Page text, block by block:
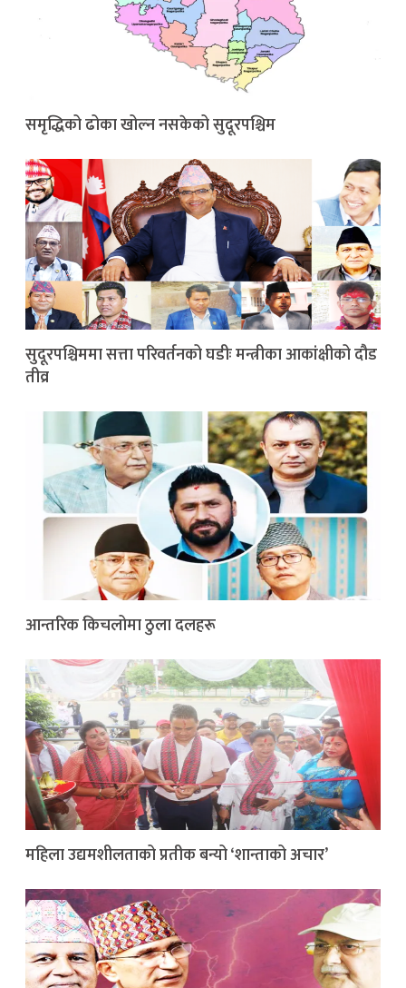
समृद्धिको ढोका खोल्न नसकेको सुदूरपश्चिम
सुदूरपश्चिममा सत्ता परिवर्तनको घडीः मन्त्रीका आकांक्षीको दौड
तीव्र
आन्तरिक किचलोमा ठुला दलहरू
महिला उद्यमशीलताको प्रतीक बन्यो ‘शान्ताको अचार’